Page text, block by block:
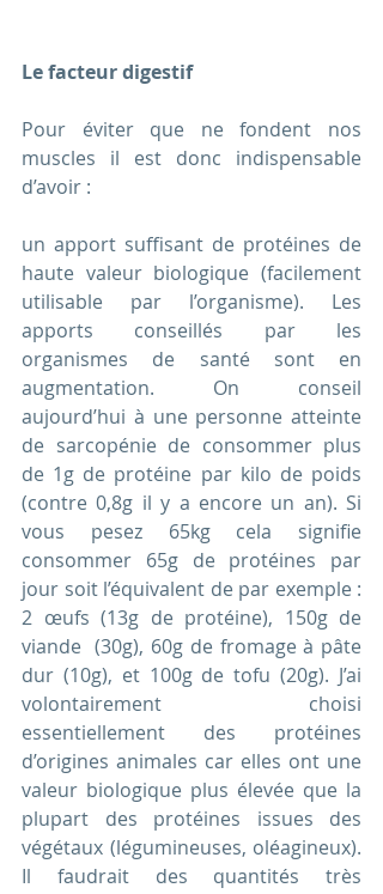
Le facteur digestif
Pour éviter que ne fondent nos
muscles il est donc indispensable
d’avoir :
un apport suffisant de protéines de
haute valeur biologique (facilement
utilisable par l’organisme). Les
apports conseillés par les
organismes de santé sont en
augmentation. On conseil
aujourd’hui à une personne atteinte
de sarcopénie de consommer plus
de 1g de protéine par kilo de poids
(contre 0,8g il y a encore un an). Si
vous pesez 65kg cela signifie
consommer 65g de protéines par
jour soit l’équivalent de par exemple :
2 œufs (13g de protéine), 150g de
viande  (30g), 60g de fromage à pâte
dur (10g), et 100g de tofu (20g). J’ai
volontairement choisi
essentiellement des protéines
d’origines animales car elles ont une
valeur biologique plus élevée que la
plupart des protéines issues des
végétaux (légumineuses, oléagineux).
Il faudrait des quantités très